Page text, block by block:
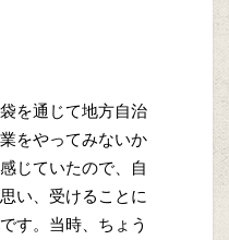
を通じて地方自治
をやってみないか
じていたので、自
い、受けることに
す。当時、ちょう